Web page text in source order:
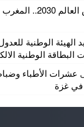
كأس العالم
الهيئة الوطنية
الوطنية
عشرات الأطباء
في غزة